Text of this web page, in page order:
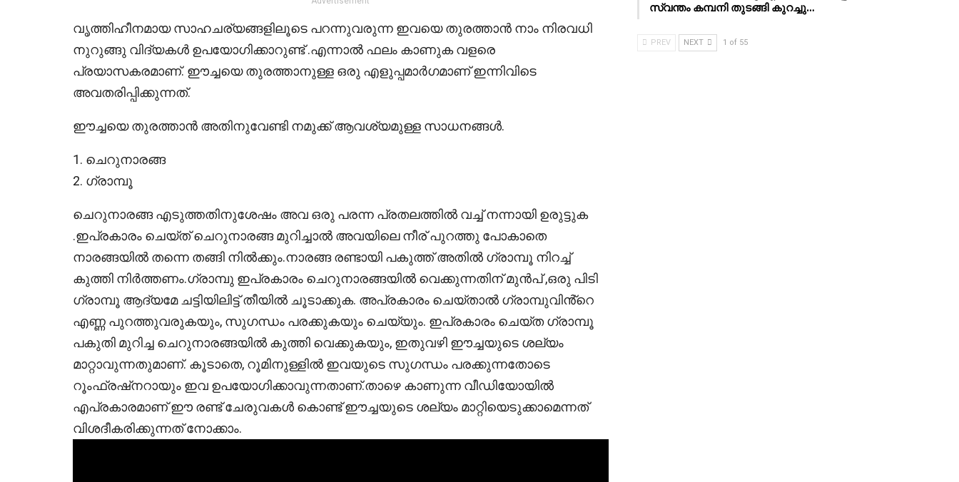
വൃത്തിഹീനമായ സാഹചര്യങ്ങളിലൂടെ പറന്നുവരുന്ന ഇവയെ തുരത്താൻ നാം നിരവധി
നുറുങ്ങു വിദ്യകൾ ഉപയോഗിക്കാറുണ്ട് .എന്നാൽ ഫലം കാണുക വളരെ
പ്രയാസകരമാണ്. ഈച്ചയെ തുരത്താനുള്ള ഒരു എളുപ്പമാർഗമാണ് ഇന്നിവിടെ
അവതരിപ്പിക്കുന്നത്.
ഈച്ചയെ തുരത്താൻ അതിനുവേണ്ടി നമുക്ക് ആവശ്യമുള്ള സാധനങ്ങൾ.
1. ചെറുനാരങ്ങ
2. ഗ്രാമ്പൂ
ചെറുനാരങ്ങ എടുത്തതിനുശേഷം അവ ഒരു പരന്ന പ്രതലത്തിൽ വച്ച് നന്നായി ഉരുട്ടുക
.ഇപ്രകാരം ചെയ്ത് ചെറുനാരങ്ങ മുറിച്ചാൽ അവയിലെ നീര് പുറത്തു പോകാതെ
നാരങ്ങയിൽ തന്നെ തങ്ങി നിൽക്കും.നാരങ്ങ രണ്ടായി പകുത്ത് അതിൽ ഗ്രാമ്പൂ നിറച്ച്
കുത്തി നിർത്തണം.ഗ്രാമ്പു ഇപ്രകാരം ചെറുനാരങ്ങയിൽ വെക്കുന്നതിന് മുൻപ് ,ഒരു പിടി
ഗ്രാമ്പൂ ആദ്യമേ ചട്ടിയിലിട്ട് തീയിൽ ചൂടാക്കുക. അപ്രകാരം ചെയ്താൽ ഗ്രാമ്പുവിൻ്റെ
എണ്ണ പുറത്തുവരുകയും, സുഗന്ധം പരക്കുകയും ചെയ്യും. ഇപ്രകാരം ചെയ്ത ഗ്രാമ്പൂ
പകുതി മുറിച്ച ചെറുനാരങ്ങയിൽ കുത്തി വെക്കുകയും, ഇതുവഴി ഈച്ചയുടെ ശല്യം
മാറ്റാവുന്നതുമാണ്. കൂടാതെ, റൂമിനുള്ളിൽ ഇവയുടെ സുഗന്ധം പരക്കുന്നതോടെ
റൂംഫ്രഷ്നറായും ഇവ ഉപയോഗിക്കാവുന്നതാണ്.താഴെ കാണുന്ന വീഡിയോയിൽ
എപ്രകാരമാണ് ഈ രണ്ട് ചേരുവകൾ കൊണ്ട് ഈച്ചയുടെ ശല്യം മാറ്റിയെടുക്കാമെന്നത്
വിശദീകരിക്കുന്നത് നോക്കാം.
സ്വന്തം കമ്പനി തുടങ്ങി കുറച്ചു…
PREV NEXT 1 of 55